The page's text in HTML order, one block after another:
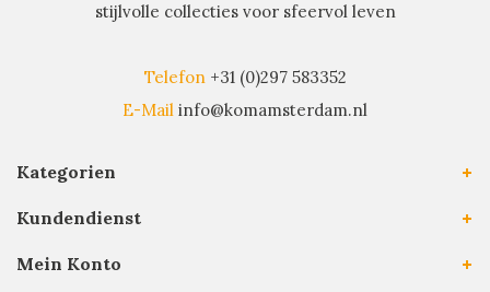
stijlvolle collecties voor sfeervol leven
Telefon +31 (0)297 583352
E-Mail info@komamsterdam.nl
Kategorien
Kundendienst
Mein Konto